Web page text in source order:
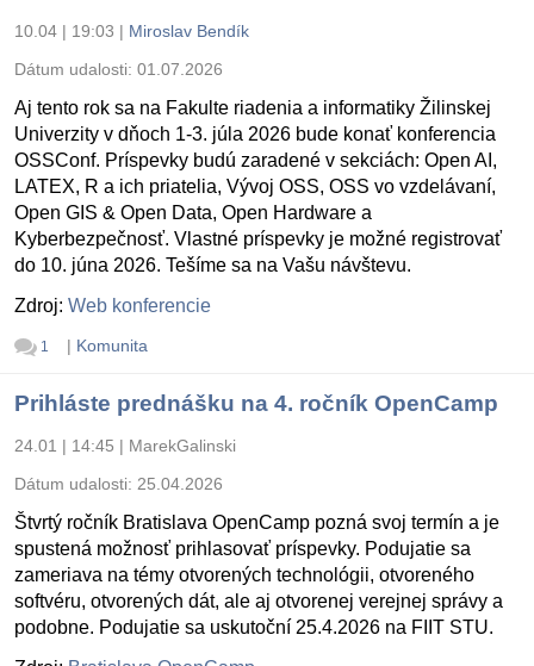
10.04 | 19:03 | Miroslav Bendík
Dátum udalosti: 01.07.2026
Aj tento rok sa na Fakulte riadenia a informatiky Žilinskej
Univerzity v dňoch 1-3. júla 2026 bude konať konferencia
OSSConf. Príspevky budú zaradené v sekciách: Open AI,
LATEX, R a ich priatelia, Vývoj OSS, OSS vo vzdelávaní,
Open GIS & Open Data, Open Hardware a
Kyberbezpečnosť. Vlastné príspevky je možné registrovať
do 10. júna 2026. Tešíme sa na Vašu návštevu.
Zdroj: Web konferencie
1 | Komunita
Prihláste prednášku na 4. ročník OpenCamp
24.01 | 14:45 | MarekGalinski
Dátum udalosti: 25.04.2026
Štvrtý ročník Bratislava OpenCamp pozná svoj termín a je
spustená možnosť prihlasovať príspevky. Podujatie sa
zameriava na témy otvorených technológii, otvoreného
softvéru, otvorených dát, ale aj otvorenej verejnej správy a
podobne. Podujatie sa uskutoční 25.4.2026 na FIIT STU.